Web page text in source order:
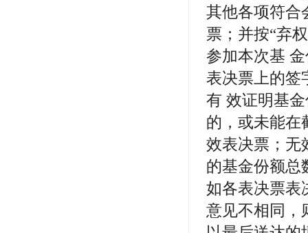
其他各项符合
票；并按“弃
参加本次基
表决票上的签
有 效证明基
的，或未能在
效表决票；无
的基金份额
如各表决票表
意见不相同